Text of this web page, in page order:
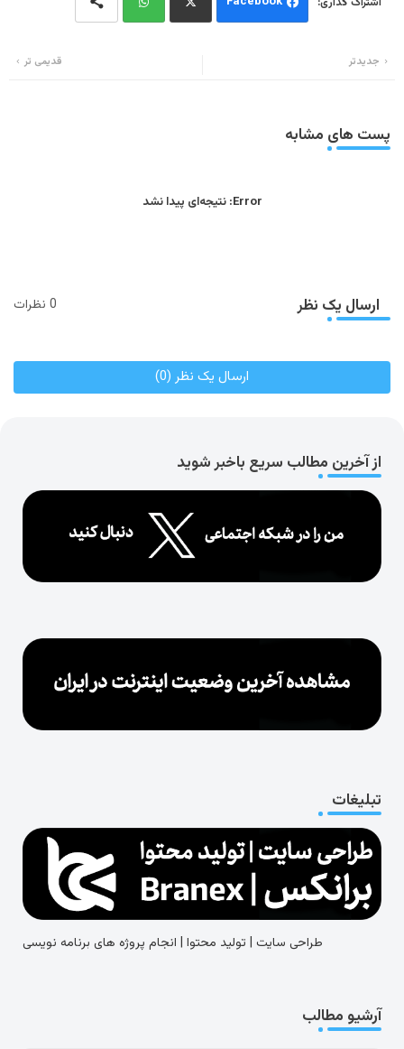
جدیدتر قدیمی تر
پست های مشابه
Error: نتیجه‌ای پیدا نشد
ارسال یک نظر 0 نظرات
ارسال یک نظر (0)
از آخرین مطالب سریع باخبر شوید
تبلیغات
طراحی سایت | تولید محتوا | انجام پروژه های برنامه نویسی
آرشیو مطالب